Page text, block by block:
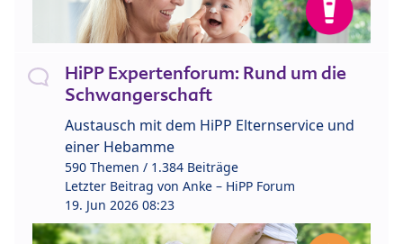
HiPP Expertenforum: Rund um die
Schwangerschaft
Austausch mit dem HiPP Elternservice und
einer Hebamme
590 Themen / 1.384 Beiträge
Letzter Beitrag von Anke – HiPP Forum
19. Jun 2026 08:23